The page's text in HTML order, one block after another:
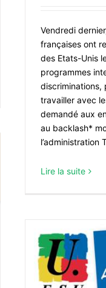
Vendredi
françaises ont
des Etats-Unis
programmes
discriminations,
travailler avec
demandé aux
au backlash*
l’administration
Lire la suite